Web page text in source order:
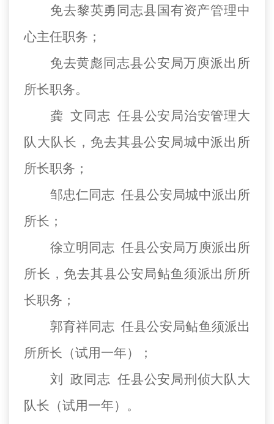
免去黎英勇同志县国有资产管理中
心主任职务 ；
免去黄彪同志县公安局万庾派出所
所长职务。
龚 文同志 任县公安局治安管理大
队大队长，免去其县公安局城中派出所
所长职务；
邹忠仁同志 任县公安局城中派出所
所长；
徐立明同志 任县公安局万庾派出所
所长，免去其县公安局鲇鱼须派出所所
长职务；
郭育祥同志 任县公安局鲇鱼须派出
所所长（试用一年）；
刘
政同志 任县公安局刑侦大队大
队长（试用一年）。